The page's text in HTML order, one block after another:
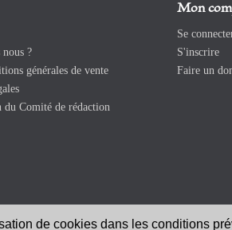
de cookies dans les conditions
?
générales de vente
du Comité de rédaction
Mon
Se
S'inscrire
Faire un
Catholique Internationale COMMUNIO.